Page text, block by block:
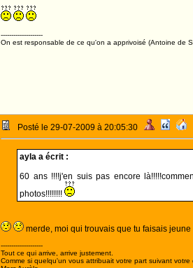
--------------------
On est responsable de ce qu'on a apprivoisé (Antoine de
Posté le 29-07-2009 à 20:05:30
ayla a écrit :
60 ans !!!!j'en suis pas encore
photos!!!!!!!!
merde, moi qui trouvais que tu faisais
--------------------
Tout ce qui arrive, arrive justement.
Comme si quelqu'un vous attribuait votre part suivant votre